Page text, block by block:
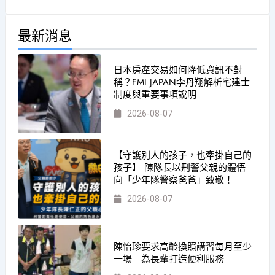
最新消息
日本房產交易如何降低資訊不對
稱？FMI JAPAN李丹翔解析宅建士
制度與重要事項說明
2026-08-07
【守護別人的孩子，也牽掛自己的
孩子】 陳隊長以刑警父親的體悟
向「少年隊警察爸爸」致敬！
2026-08-07
陳怡珍要求高齡換照講習每月至少
一場 為長輩打造便利服務